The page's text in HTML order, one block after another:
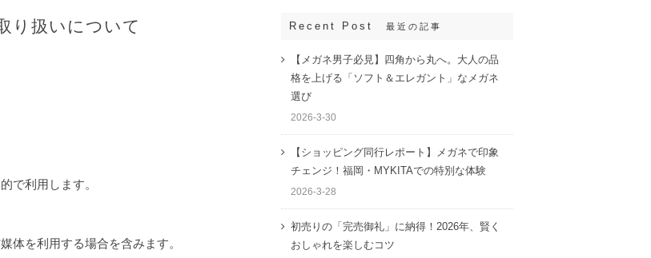
り扱いについて
で利用します。
体を利用する場合を含みます。
Recent Post 最近の記事
【メガネ男子必見】四角から丸へ。大人の品
格を上げる「ソフト＆エレガント」なメガネ
選び
2026-3-30
【ショッピング同行レポート】メガネで印象
チェンジ！福岡・MYKITAでの特別な体験
2026-3-28
初売りの「完売御礼」に納得！2026年、賢く
おしゃれを楽しむコツ